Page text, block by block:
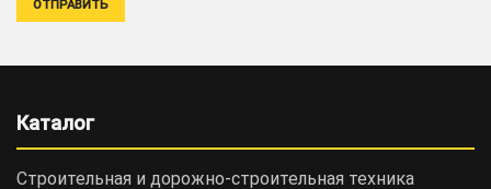
Каталог
Строительная и дорожно-cтроительная техника